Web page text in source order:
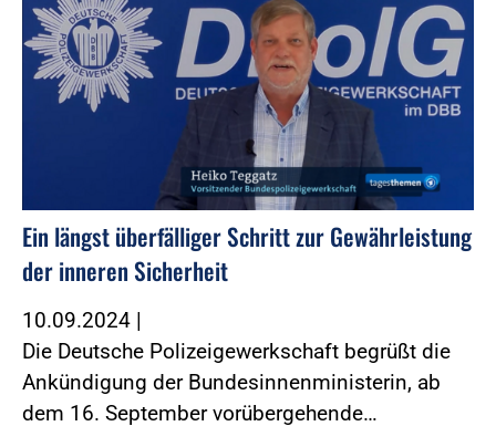
Ein längst überfälliger Schritt zur Gewährleistung
der inneren Sicherheit
10.09.2024 |
Die Deutsche Polizeigewerkschaft begrüßt die
Ankündigung der Bundesinnenministerin, ab
dem 16. September vorübergehende…